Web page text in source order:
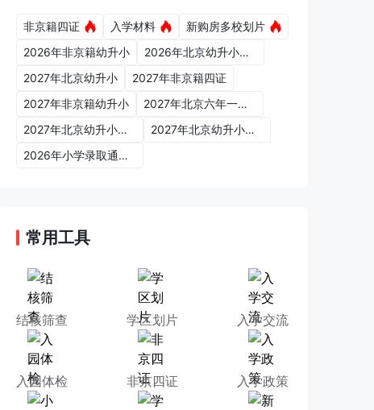
非京籍四证 入学材料
新购房多校划片
2026年非京籍幼升小
2026年北京幼升小入学政策
2027年北京幼升小
2027年非京籍四证
2027年非京籍幼升小
2027年北京六年一学位政策
2027年北京幼升小六年一学位政策
2027年北京幼升小入学政策
2026年小学录取通知书
常用工具
结核筛查 学区划片 入学交流
入园体检 非京四证 入学政策